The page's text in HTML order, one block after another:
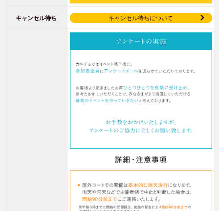
キャンセル待ち キャンセル待ちについて